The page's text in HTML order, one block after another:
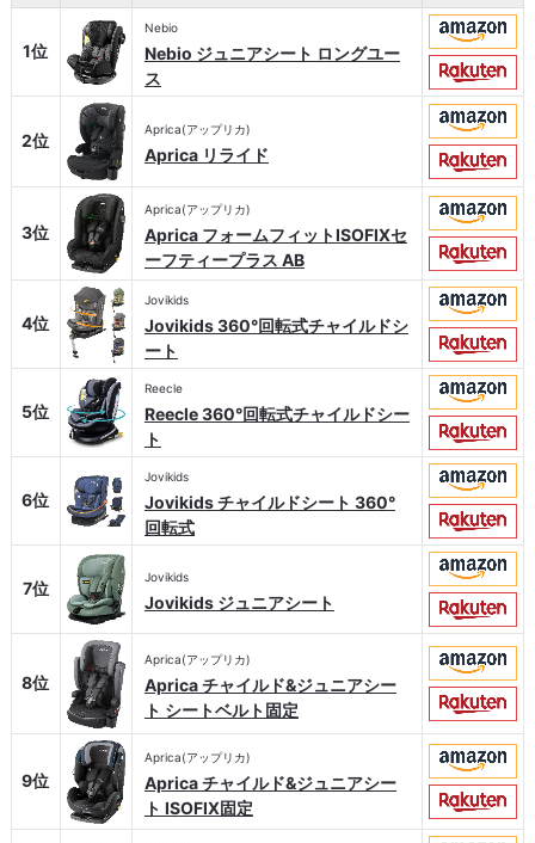
1位
Nebio
Nebio ジュニアシート ロングユー
ス
2位
Aprica(アップリカ)
Aprica リライド
3位
Aprica(アップリカ)
Aprica フォームフィットISOFIXセ
ーフティープラス AB
4位
Jovikids
Jovikids 360°回転式チャイルドシ
ート
5位
Reecle
Reecle 360°回転式チャイルドシー
ト
6位
Jovikids
Jovikids チャイルドシート 360°
回転式
7位
Jovikids
Jovikids ジュニアシート
8位
Aprica(アップリカ)
Aprica チャイルド&ジュニアシー
ト シートベルト固定
9位
Aprica(アップリカ)
Aprica チャイルド&ジュニアシー
ト ISOFIX固定